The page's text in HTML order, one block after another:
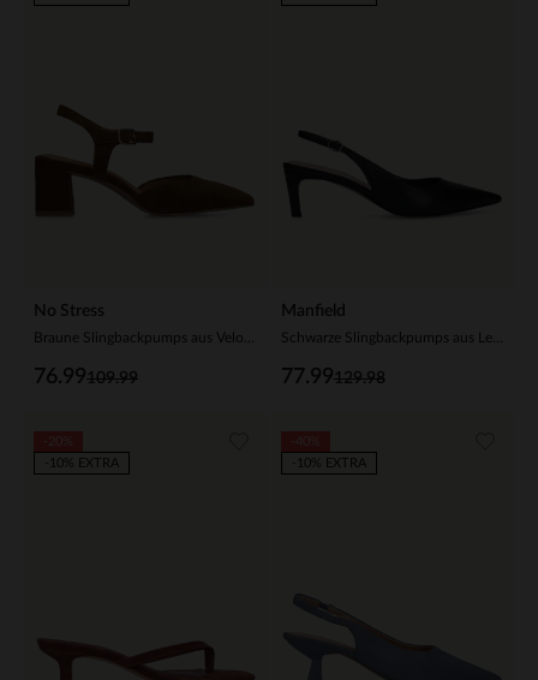
No Stress
109.99
76.99
Manfield
129.98
77.99
-10% EXTRA
-10% EXTRA